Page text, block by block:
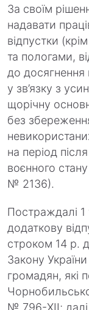
За своїм
надавати
відпустки
та пологами,
до досягнення
у зв’язку з
щорічну
без
на період
воєнного
№ 2136).
Постраждалі 1
додаткову
строком 14 р.
Закону
громадян, які
№ 796-XII;